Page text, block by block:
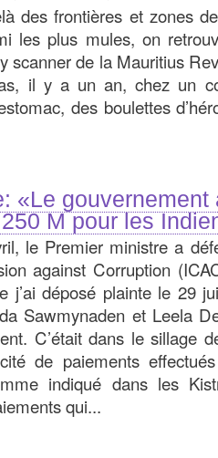
des frontières et zones
les plus mules, on
scanner de la Mauritius
il y a un an, chez un
des boulettes
«Le gouvernement
M pour les
le Premier ministre a
against Corruption
déposé plainte le 29
Sawmynaden et Leela
C’était dans le sillage
de paiements
indiqué dans les
qui...